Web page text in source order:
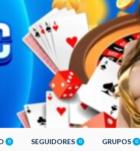
0 SEGUIDORES 0 GRUPOS 0